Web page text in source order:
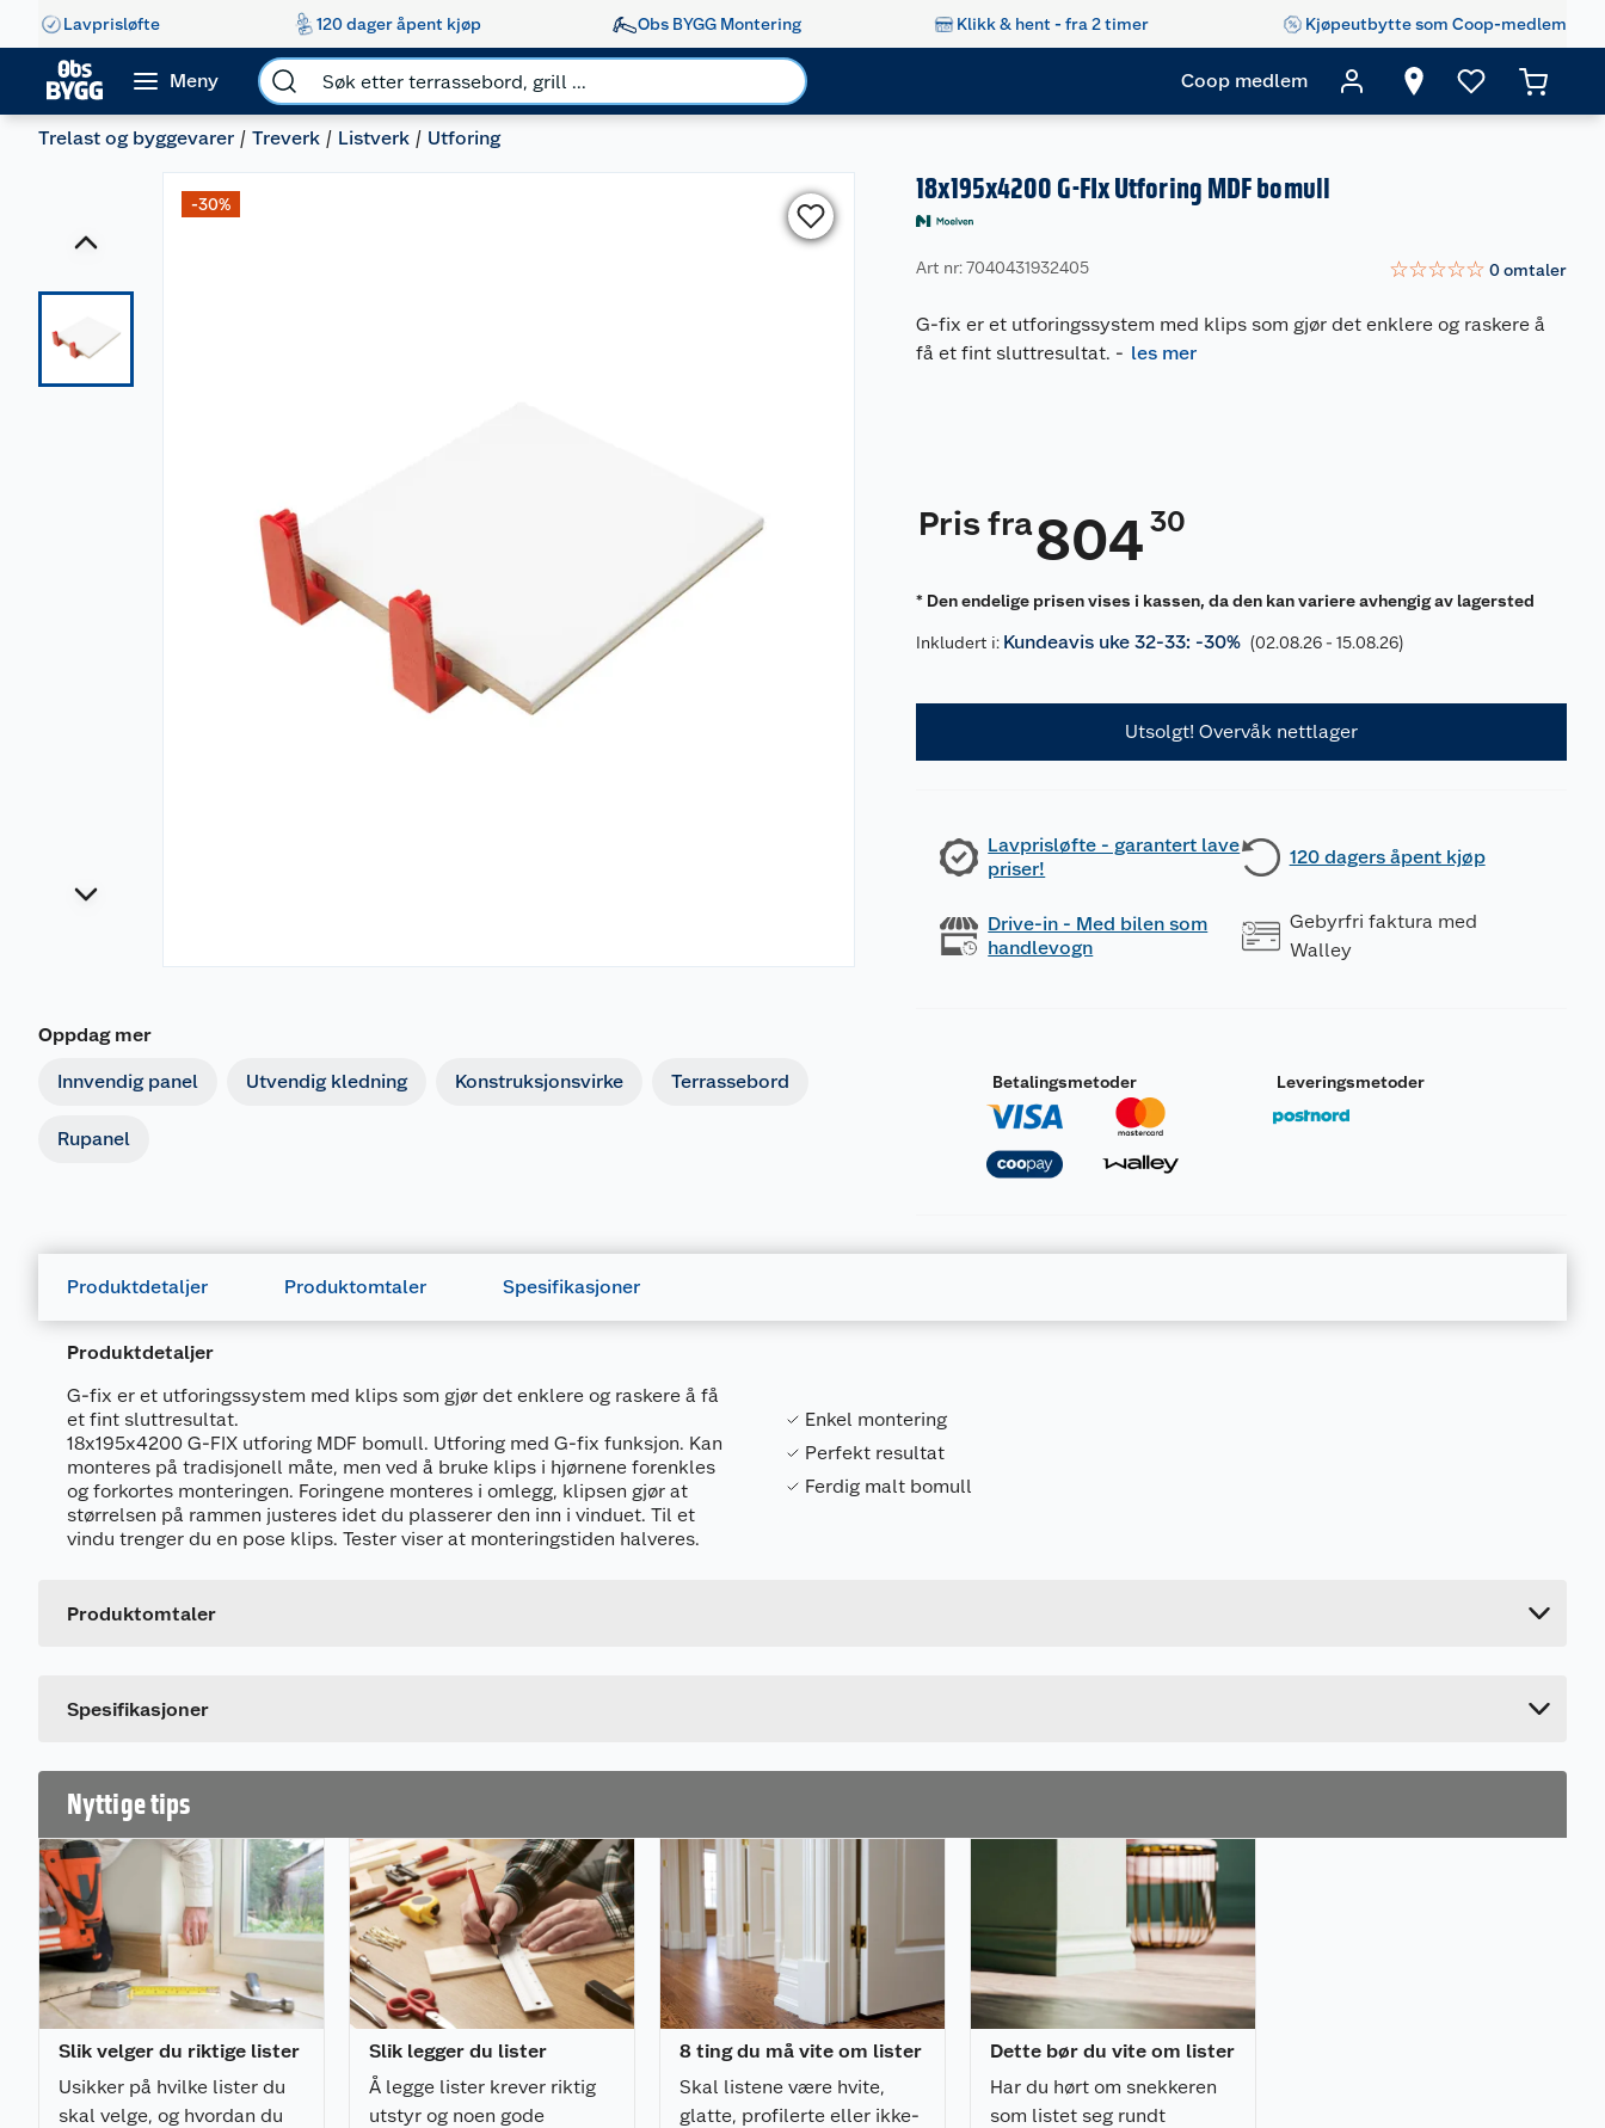
Lavprisløfte 120 dager åpent kjøp Obs BYGG Montering Klikk & hent - fra 2 timer Kjøpeutbytte som Coop-medlem
Meny Coop medlem
Trelast og byggevarer Treverk Listverk Utforing
-30%
Oppdag mer
Innvendig panel Utvendig kledning Konstruksjonsvirke Terrassebord
Rupanel
18x195x4200 G-FIx Utforing MDF bomull
Art nr: 7040431932405 ☆☆☆☆☆ 0omtaler
G-fix er et utforingssystem med klips som gjør det enklere og raskere å
få et fint sluttresultat. - les mer
Pris fra804 30
* Den endelige prisen vises i kassen, da den kan variere avhengig av lagersted
Inkludert i: Kundeavis uke 32-33: -30% (02.08.26 - 15.08.26)
Utsolgt! Overvåk nettlager
Lavprisløfte - garantert lave
priser!
120 dagers åpent kjøp
Drive-in - Med bilen som
handlevogn
Gebyrfri faktura med
Walley
Betalingsmetoder Leveringsmetoder
Produktdetaljer Produktomtaler Spesifikasjoner
Produktdetaljer
G-fix er et utforingssystem med klips som gjør det enklere og raskere å få
et fint sluttresultat.
18x195x4200 G-FIX utforing MDF bomull. Utforing med G-fix funksjon. Kan
monteres på tradisjonell måte, men ved å bruke klips i hjørnene forenkles
og forkortes monteringen. Foringene monteres i omlegg, klipsen gjør at
størrelsen på rammen justeres idet du plasserer den inn i vinduet. Til et
vindu trenger du en pose klips. Tester viser at monteringstiden halveres.
Enkel montering
Perfekt resultat
Ferdig malt bomull
Produktomtaler
Spesifikasjoner
Generelt
Leverandørens artikkelnummer
Nyttige tips
Slik velger du riktige lister
Usikker på hvilke lister du
skal velge, og hvordan du
Slik legger du lister
Å legge lister krever riktig
utstyr og noen gode
8 ting du må vite om lister
Skal listene være hvite,
glatte, profilerte eller ikke-
Dette bør du vite om lister
Har du hørt om snekkeren
som listet seg rundt